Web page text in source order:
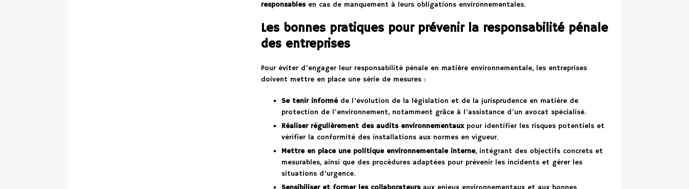
responsablesen cas de manquement à leurs obligations environnementales.
Les bonnes pratiques pour prévenir la responsabilité pénale
des entreprises
Pour éviter d’engager leur responsabilité pénale en matière environnementale, les entreprises
doivent mettre en place une série de mesures :
Se tenir informéde l’évolution de la législation et de la jurisprudence en matière de
protection de l’environnement, notamment grâce à l’assistance d’un avocat spécialisé.
Réaliser régulièrement des audits environnementauxpour identifier les risques potentiels et
vérifier la conformité des installations aux normes en vigueur.
Mettre en place une politique environnementale interne, intégrant des objectifs concrets et
mesurables, ainsi que des procédures adaptées pour prévenir les incidents et gérer les
situations d’urgence.